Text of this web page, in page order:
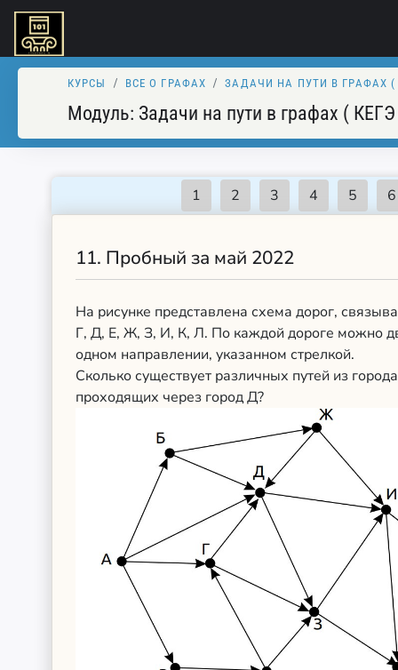
КУРСЫ ВСЕ О ГРАФАХ ЗАДАЧИ НА ПУТИ В ГРАФАХ (
Модуль: Задачи на пути в графах (
11. Пробный за май 2022
На рисунке представлена схема дорог,
Г, Д, Е, Ж, З, И, К, Л. По каждой дороге можно
одном направлении, указанном стрелкой.
Сколько существует различных путей из
проходящих через город Д?